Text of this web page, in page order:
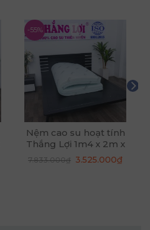
-55%
Nệm cao su hoạt tính
Thắng Lợi 1m4 x 2m x
20cm
7.833.000₫ Giá
3.525.000₫